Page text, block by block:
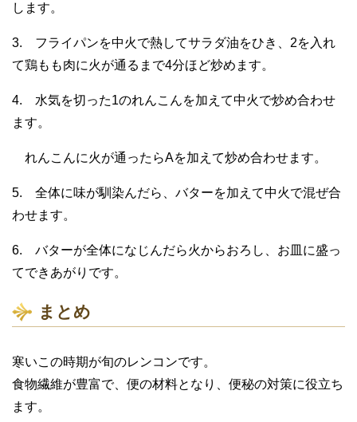
します。
3. フライパンを中火で熱してサラダ油をひき、2を入れ
て鶏もも肉に火が通るまで4分ほど炒めます。
4. 水気を切った1のれんこんを加えて中火で炒め合わせ
ます。
れんこんに火が通ったらAを加えて炒め合わせます。
5. 全体に味が馴染んだら、バターを加えて中火で混ぜ合
わせます。
6. バターが全体になじんだら火からおろし、お皿に盛っ
てできあがりです。
まとめ
寒いこの時期が旬のレンコンです。
食物繊維が豊富で、便の材料となり、便秘の対策に役立ち
ます。